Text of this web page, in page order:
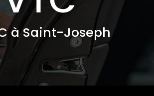
à Saint-Joseph